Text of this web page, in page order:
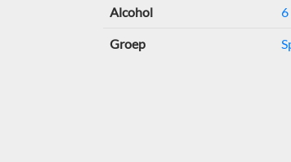
Alcohol 6
Groep